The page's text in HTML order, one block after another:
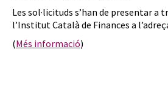
Les sol·licituds s’han de presentar a
l’Institut Català de Finances a
(Més informació)